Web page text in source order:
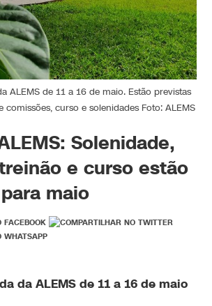
ALEMS de 11 a 16 de maio. Estão previstas
comissões, curso e solenidades Foto: ALEMS
Solenidade,
e curso estão
maio
da ALEMS de 11 a 16 de maio